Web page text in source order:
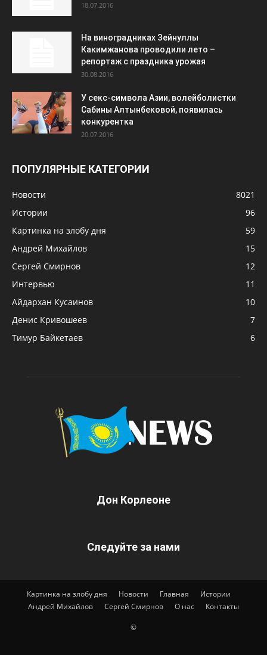
18.07.2016
На виноградниках Зейнуллы
Какимжанова проводили лето –
репортаж с праздника урожая
30.08.2016
У секс-символа Азии, волейболистки
Сабины Алтынбековой, появилась
конкурентка
20.07.2016
ПОПУЛЯРНЫЕ КАТЕГОРИИ
Новости
8021
Истории
96
Картинка на злобу дня
59
Андрей Михайлов
15
Сергей Смирнов
12
Интервью
11
Айдархан Кусаинов
10
Денис Кривошеев
7
Тимур Байкетаев
6
Дон Корлеоне
Следуйте за нами
Картинка на злобу дня Новости Главная
Истории
Андрей Михайлов
Сергей Смирнов О нас Контакты
©